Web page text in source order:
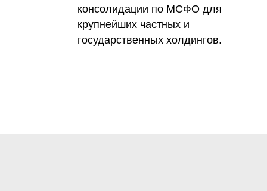
консолидации по МСФО для
крупнейших частных и
государственных холдингов.